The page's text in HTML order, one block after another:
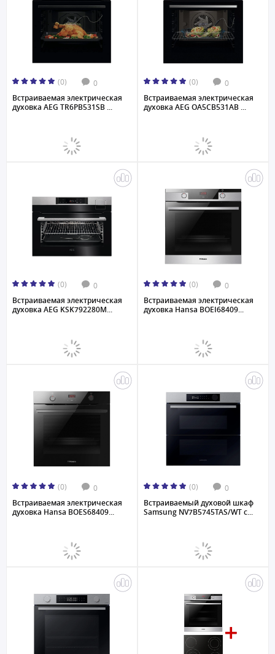
(0) 0
Встраиваемая электрическая
духовка AEG TR6PB531SB ...
(0) 0
Встраиваемая электрическая
духовка AEG OA5CB531AB ...
(0) 0
Встраиваемая электрическая
духовка AEG KSK792280M...
(0) 0
Встраиваемая электрическая
духовка Hansa BOEI68409...
(0) 0
Встраиваемая электрическая
духовка Hansa BOES68409...
(0) 0
Встраиваемый духовой шкаф
Samsung NV7B5745TAS/WT с...